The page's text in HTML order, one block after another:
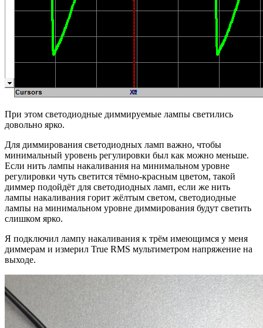
При этом светодиодные диммируемые лампы светились
довольно ярко.
Для диммирования светодиодных ламп важно, чтобы
минимальный уровень регулировки был как можно меньше.
Если нить лампы накаливания на минимальном уровне
регулировки чуть светится тёмно-красным цветом, такой
диммер подойдёт для светодиодных ламп, если же нить
лампы накаливания горит жёлтым светом, светодиодные
лампы на минимальном уровне диммирования будут светить
слишком ярко.
Я подключил лампу накаливания к трём имеющимся у меня
диммерам и измерил True RMS мультиметром напряжение на
выходе.